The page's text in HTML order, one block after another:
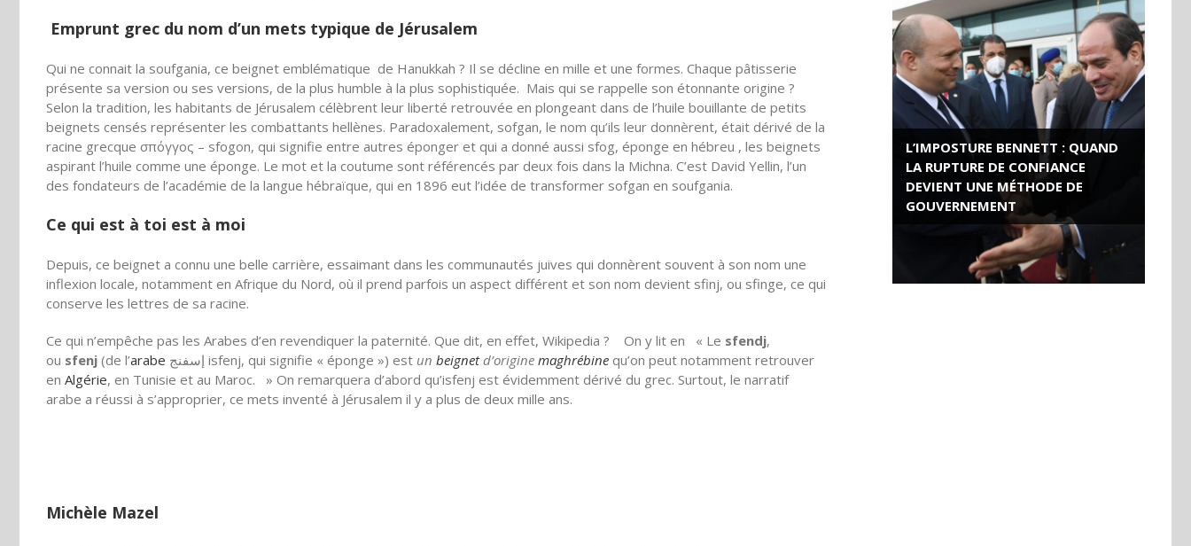
Emprunt grec du nom d’un mets typique de Jérusalem
Qui ne connait la soufgania, ce beignet emblématique de Hanukkah ? Il se décline en mille et une formes. Chaque pâtisserie
présente sa version ou ses versions, de la plus humble à la plus sophistiquée. Mais qui se rappelle son étonnante origine ?
Selon la tradition, les habitants de Jérusalem célèbrent leur liberté retrouvée en plongeant dans de l’huile bouillante de petits
beignets censés représenter les combattants hellènes. Paradoxalement, sofgan, le nom qu’ils leur donnèrent, était dérivé de la
racine grecque σπόγγος – sfogon, qui signifie entre autres éponger et qui a donné aussi sfog, éponge en hébreu , les beignets
aspirant l’huile comme une éponge. Le mot et la coutume sont référencés par deux fois dans la Michna. C’est David Yellin, l’un
des fondateurs de l’académie de la langue hébraïque, qui en 1896 eut l’idée de transformer sofgan en soufgania.
Ce qui est à toi est à moi
Depuis, ce beignet a connu une belle carrière, essaimant dans les communautés juives qui donnèrent souvent à son nom une
inflexion locale, notamment en Afrique du Nord, où il prend parfois un aspect différent et son nom devient sfinj, ou sfinge, ce qui
conserve les lettres de sa racine.
Ce qui n’empêche pas les Arabes d’en revendiquer la paternité. Que dit, en effet, Wikipedia ? On y lit en « Le sfendj,
ou sfenj (de l’arabe إسفنج isfenj, qui signifie « éponge ») est un beignetd’origine maghrébine qu’on peut notamment retrouver
en Algérie, en Tunisie et au Maroc. » On remarquera d’abord qu’isfenj est évidemment dérivé du grec. Surtout, le narratif
arabe a réussi à s’approprier, ce mets inventé à Jérusalem il y a plus de deux mille ans.
Michèle Mazel
L’IMPOSTURE BENNETT : QUAND
LA RUPTURE DE CONFIANCE
DEVIENT UNE MÉTHODE DE
GOUVERNEMENT
ROSE VALLAND, HEROÏNE DE LA
RESISTANCE FRANÇAISE